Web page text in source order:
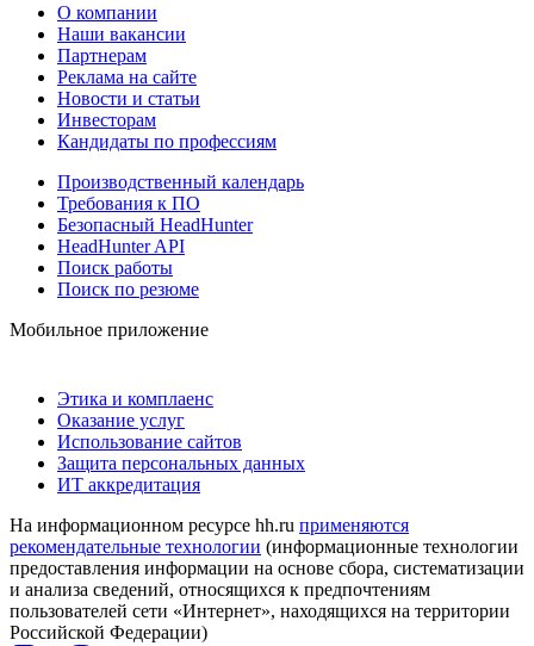
О компании
Наши вакансии
Партнерам
Реклама на сайте
Новости и статьи
Инвесторам
Кандидаты по профессиям
Производственный календарь
Требования к ПО
Безопасный HeadHunter
HeadHunter API
Поиск работы
Поиск по резюме
Мобильное приложение
Этика и комплаенс
Оказание услуг
Использование сайтов
Защита персональных данных
ИТ аккредитация
На информационном ресурсе hh.ru применяются
рекомендательные технологии (информационные технологии
предоставления информации на основе сбора, систематизации
и анализа сведений, относящихся к предпочтениям
пользователей сети «Интернет», находящихся на территории
Российской Федерации)